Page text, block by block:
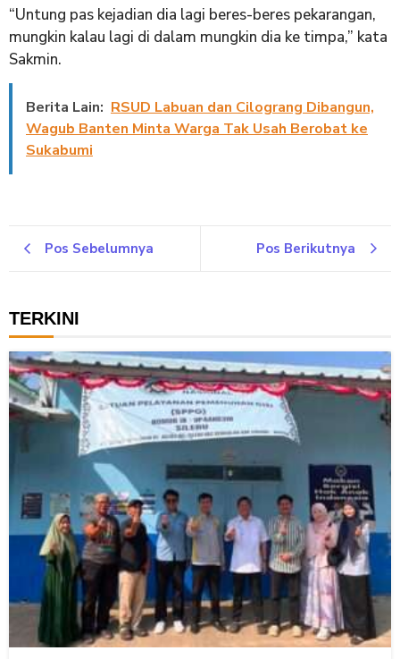
“Untung pas kejadian dia lagi beres-beres pekarangan,
mungkin kalau lagi di dalam mungkin dia ke timpa,” kata
Sakmin.
Berita Lain: RSUD Labuan dan Cilograng Dibangun,
Wagub Banten Minta Warga Tak Usah Berobat ke
Sukabumi
Pos Sebelumnya Pos Berikutnya
TERKINI